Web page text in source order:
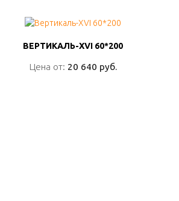
ВЕРТИКАЛЬ-XVI 60*200
Цена от: 20 640 руб.
ВЕРТИКАЛЬ-XVI 60*200
Цена от: 20 640 руб.